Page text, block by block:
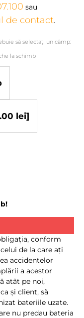
sau
de contact.
să selectați un câmp:
la schimb
lei]
conform
de la care aţi
accidentelor
a acestor
atât pe noi,
şi client, să
bateriile uzate.
nu predau bateria